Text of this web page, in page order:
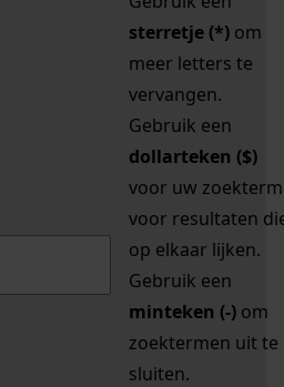
sterretje (*) om
meer letters te
vervangen.
Gebruik een
dollarteken ($)
voor uw zoekterm
voor resultaten
op elkaar lijken.
Gebruik een
minteken (-) om
zoektermen uit te
sluiten.